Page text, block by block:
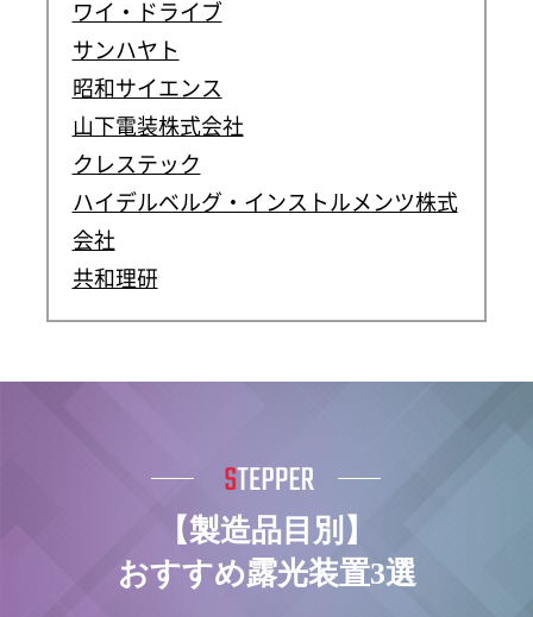
ワイ・ドライブ
サンハヤト
昭和サイエンス
山下電装株式会社
クレステック
ハイデルベルグ・インストルメンツ株式
会社
共和理研
【製造品目別】
おすすめ露光装置3選